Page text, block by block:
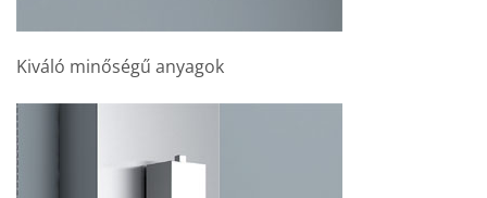
Kiváló minőségű anyagok